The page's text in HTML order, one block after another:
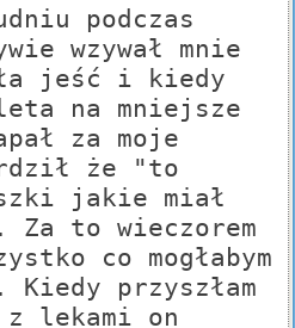
podczas
wzywał mnie
jeść i kiedy
na mniejsze
za moje
że "to
jakie miał
Za to wieczorem
co mogłabym
Kiedy przyszłam
lekami on